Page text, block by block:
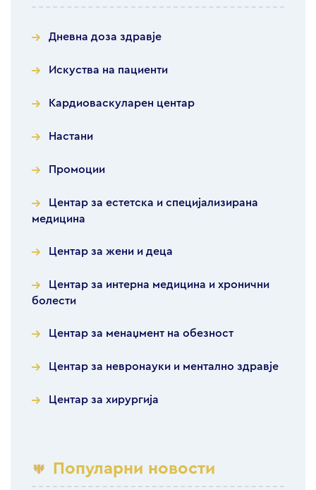
Дневна доза здравје
Искуства на пациенти
Кардиоваскуларен центар
Настани
Промоции
Центар за естетска и специјализирана
медицина
Центар за жени и деца
Центар за интерна медицина и хронични
болести
Центар за менаџмент на обезност
Центар за невронауки и ментално здравје
Центар за хирургија
Популарни новости